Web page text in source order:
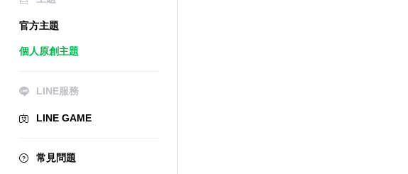
官方主題
個人原創主題
LINE服務
LINE GAME
常見問題